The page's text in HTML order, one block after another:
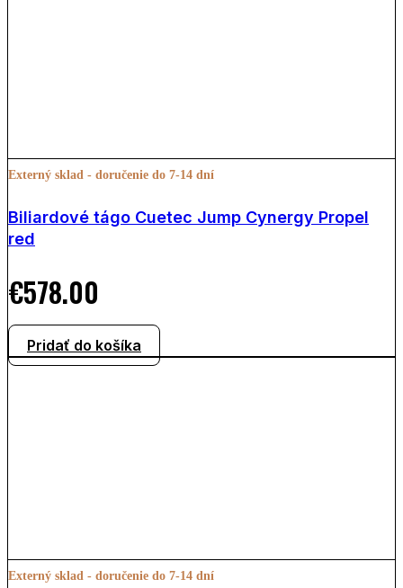
Externý sklad - doručenie do 7-14 dní
Biliardové tágo Cuetec Jump Cynergy Propel
red
€578.00
Pridať do košíka
Externý sklad - doručenie do 7-14 dní